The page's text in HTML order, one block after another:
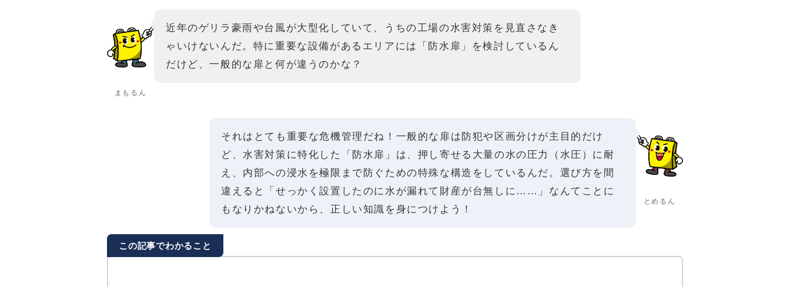
まもるん
近年のゲリラ豪雨や台風が大型化していて、うちの工場の水害対策を見直さなき
ゃいけないんだ。特に重要な設備があるエリアには「防水扉」を検討しているん
だけど、一般的な扉と何が違うのかな？
とめるん
それはとても重要な危機管理だね！一般的な扉は防犯や区画分けが主目的だけ
ど、水害対策に特化した「防水扉」は、押し寄せる大量の水の圧力（水圧）に耐
え、内部への浸水を極限まで防ぐための特殊な構造をしているんだ。選び方を間
違えると「せっかく設置したのに水が漏れて財産が台無しに……」なんてことに
もなりかねないから、正しい知識を身につけよう！
この記事でわかること